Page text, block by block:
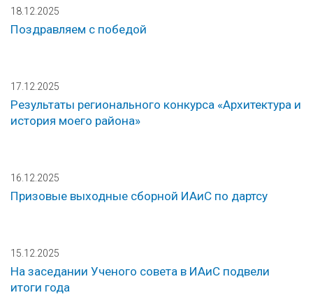
18.12.2025
Поздравляем с победой
17.12.2025
Результаты регионального конкурса «Архитектура и
история моего района»
16.12.2025
Призовые выходные сборной ИАиС по дартсу
15.12.2025
На заседании Ученого совета в ИАиС подвели
итоги года